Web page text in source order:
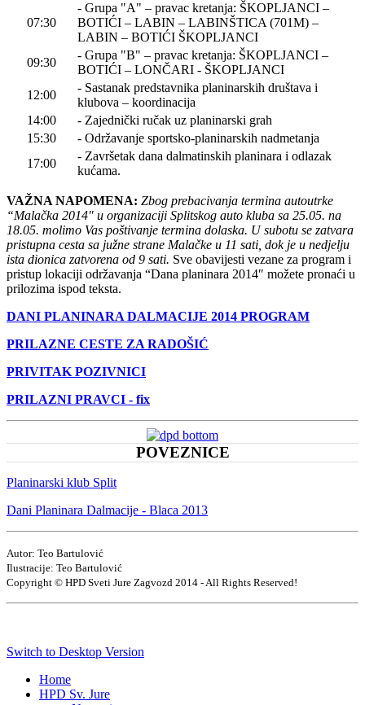
07:30
- Grupa "A" – pravac kretanja: ŠKOPLJANCI –
BOTIĆI – LABIN – LABINŠTICA (701M) –
LABIN – BOTIĆI ŠKOPLJANCI
09:30
- Grupa "B" – pravac kretanja: ŠKOPLJANCI –
BOTIĆI – LONČARI - ŠKOPLJANCI
12:00
- Sastanak predstavnika planinarskih društava i
klubova – koordinacija
14:00
- Zajednički ručak uz planinarski grah
15:30
- Održavanje sportsko-planinarskih nadmetanja
17:00
- Završetak dana dalmatinskih planinara i odlazak
kućama.
VAŽNA NAPOMENA: Zbog prebacivanja termina autoutrke
“Malačka 2014″ u organizaciji Splitskog auto kluba sa 25.05. na
18.05. molimo Vas poštivanje termina dolaska. U subotu se zatvara
pristupna cesta sa južne strane Malačke u 11 sati, dok je u nedjelju
ista dionica zatvorena od 9 sati. Sve obavijesti vezane za program i
pristup lokaciji održavanja “Dana planinara 2014″ možete pronaći u
prilozima ispod teksta.
DANI PLANINARA DALMACIJE 2014 PROGRAM
PRILAZNE CESTE ZA RADOŠIĆ
PRIVITAK POZIVNICI
PRILAZNI PRAVCI - fix
POVEZNICE
Planinarski klub Split
Dani Planinara Dalmacije - Blaca 2013
Autor: Teo Bartulović
Ilustracije: Teo Bartulović
Copyright © HPD Sveti Jure Zagvozd 2014 - All Rights Reserved!
Switch to Desktop Version
Home
HPD Sv. Jure